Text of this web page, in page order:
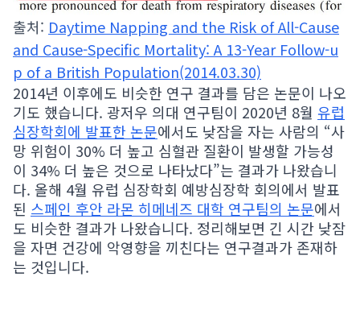
출처: Daytime Napping and the Risk of All-Cause
and Cause-Specific Mortality: A 13-Year Follow-u
p of a British Population(2014.03.30)
2014년 이후에도 비슷한 연구 결과를 담은 논문이 나오
기도 했습니다. 광저우 의대 연구팀이 2020년 8월 유럽
심장학회에 발표한 논문에서도 낮잠을 자는 사람의 “사
망 위험이 30% 더 높고 심혈관 질환이 발생할 가능성
이 34% 더 높은 것으로 나타났다”는 결과가 나왔습니
다. 올해 4월 유럽 심장학회 예방심장학 회의에서 발표
된 스페인 후안 라몬 히메네즈 대학 연구팀의 논문에서
도 비슷한 결과가 나왔습니다. 정리해보면 긴 시간 낮잠
을 자면 건강에 악영향을 끼친다는 연구결과가 존재하
는 것입니다.